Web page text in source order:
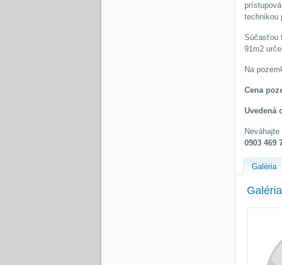
technikou
Súčasťou
91m2
Na
Cena
Uvedená
0903 469
Galéria
Galéria